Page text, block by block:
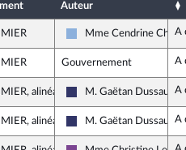
Auteur
Droite Républicaine
Mme Cendrine Chazé
A
Gouvernement A
alinéa 2
Rassemblement National
M. Gaëtan A
alinéa 3
Rassemblement National
M. Gaëtan A